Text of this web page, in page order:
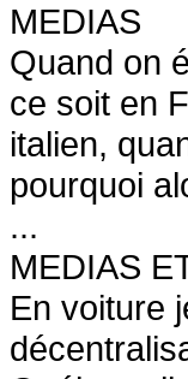
MEDIAS
Quand on
ce soit en
italien,
pourquoi
...
MEDIAS
En voiture